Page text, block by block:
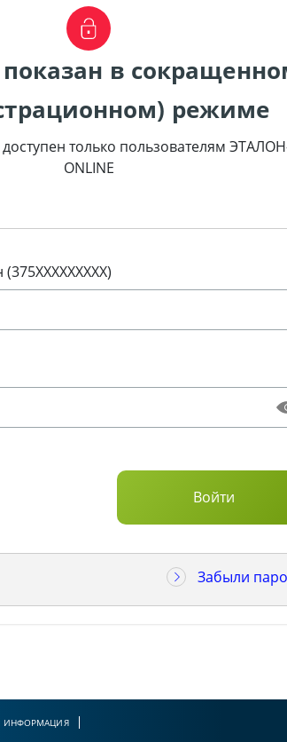
в
режиме
доступен только пользователям
ONLINE
Забыли
ИНФОРМАЦИЯ